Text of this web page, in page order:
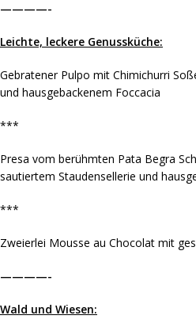
————-
Leichte, leckere Genussküche:
Gebratener Pulpo mit Chimichurri
und hausgebackenem Foccacia
***
Presa vom berühmten Pata Begra
sautiertem Staudensellerie und
***
Zweierlei Mousse au Chocolat mit
————-
Wald und Wiesen: